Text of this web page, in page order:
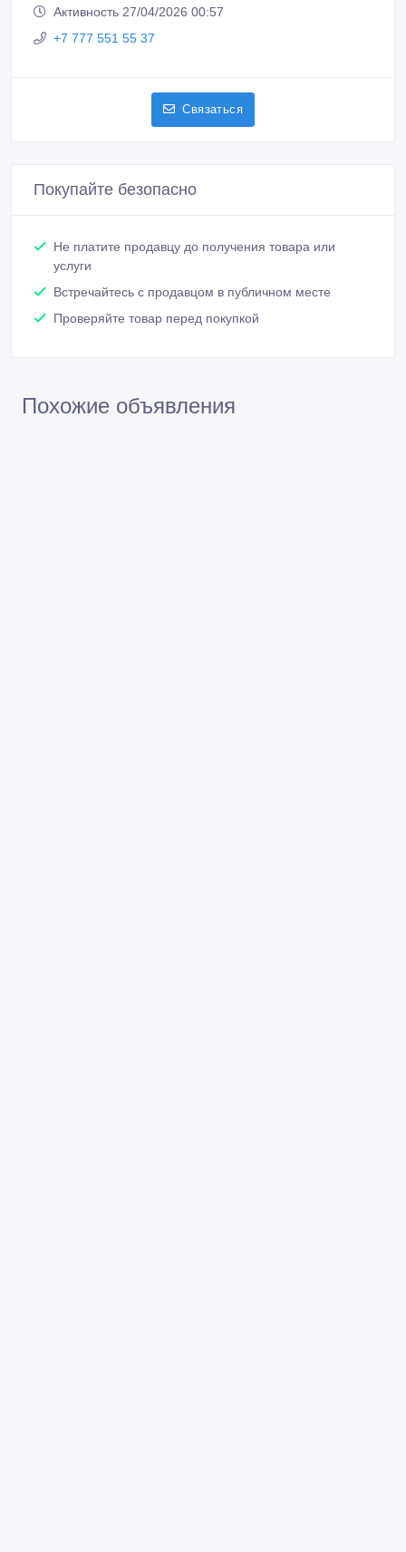
Активность 27/04/2026 00:57
+7 777 551 55 37
Связаться
Покупайте безопасно
Не платите продавцу до получения товара или
услуги
Встречайтесь с продавцом в публичном месте
Проверяйте товар перед покупкой
Похожие объявления